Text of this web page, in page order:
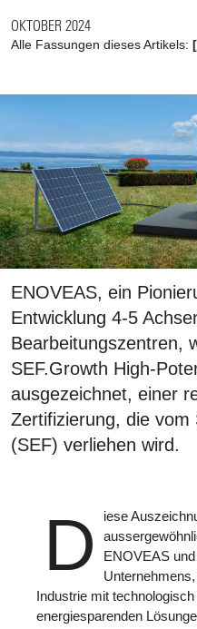
OKTOBER 2024
Alle Fassungen dieses Artikels:
ENOVEAS, ein
Entwicklung 4-5
Bearbeitungszentren,
SEF.Growth High-
ausgezeichnet, einer
Zertifizierung, die vom
(SEF) verliehen wird.
D
iese
ENOVEAS
Industrie mit
energiesparenden